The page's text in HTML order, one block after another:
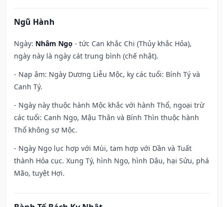
Ngũ Hành
Ngày: Nhâm Ngọ - tức Can khắc Chi (Thủy khắc Hỏa),
ngày này là ngày cát trung bình (chế nhật).
- Nạp âm: Ngày Dương Liễu Mộc, kỵ các tuổi: Bính Tý và
Canh Tý.
- Ngày này thuộc hành Mộc khắc với hành Thổ, ngoại trừ
các tuổi: Canh Ngọ, Mậu Thân và Bính Thìn thuộc hành
Thổ không sợ Mộc.
- Ngày Ngọ lục hợp với Mùi, tam hợp với Dần và Tuất
thành Hỏa cục. Xung Tý, hình Ngọ, hình Dậu, hại Sửu, phá
Mão, tuyệt Hợi.